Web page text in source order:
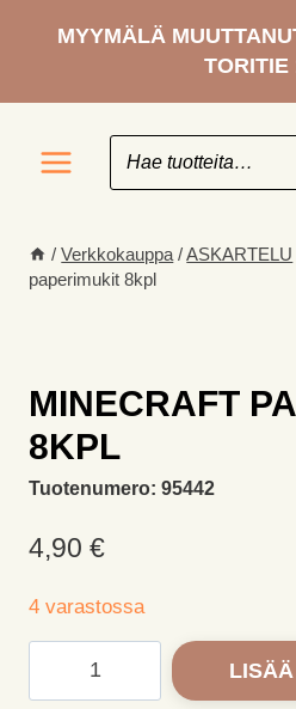
sisältöönMYYMÄLÄ
TORITIE
/ Verkkokauppa /ASKARTELU
paperimukit 8kpl
MINECRAFT
8KPL
Tuotenumero: 95442
4,90 €
4 varastossa
paperimukit